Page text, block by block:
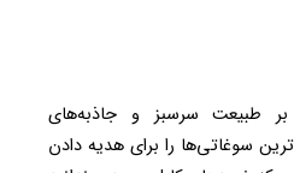
طبیعت سرسبز و جاذبه‌های
سوغاتی‌ها را برای هدیه دادن